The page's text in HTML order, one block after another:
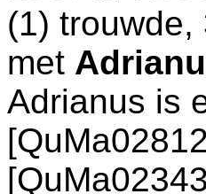
(1)
met
Adrianus is